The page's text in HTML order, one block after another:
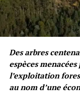
Des arbres
espèces
l’exploitation
au nom d’une